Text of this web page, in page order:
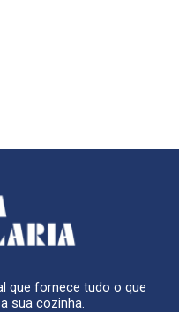
que fornece tudo o que
sua cozinha.